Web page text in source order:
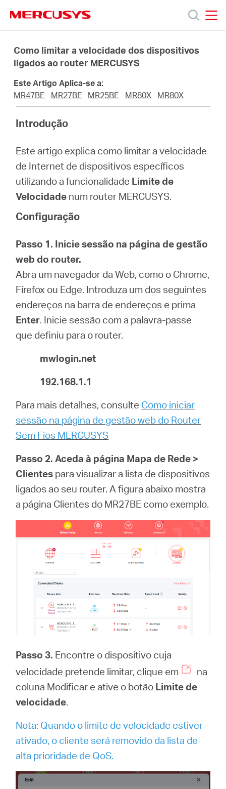
navigation
Produtos
Sobre
Onde
Comprar
Portugal
português
Como limitar a velocidade dos dispositivos
ligados ao router MERCUSYS
Este Artigo Aplica-se a:
MR47BE
MR27BE MR25BE MR80X MR80X
Introdução
Este artigo explica como limitar a velocidade
de Internet de dispositivos específicos
utilizando a funcionalidade Limite de
Velocidade num router MERCUSYS.
Configuração
Passo 1. Inicie sessão na página de gestão
web do router.
Abra um navegador da Web, como o Chrome,
Firefox ou Edge. Introduza um dos seguintes
endereços na barra de endereços e prima
Enter. Inicie sessão com a palavra-passe
que definiu para o router.
mwlogin.net
192.168.1.1
Para mais detalhes, consulte Como iniciar
sessão na página de gestão web do Router
Sem Fios MERCUSYS
Passo 2. Aceda à página Mapa de Rede >
Clientes para visualizar a lista de dispositivos
ligados ao seu router. A figura abaixo mostra
a página Clientes do MR27BE como exemplo.
Passo 3. Encontre o dispositivo cuja
velocidade pretende limitar, clique em
na
coluna Modificar e ative o botão Limite de
velocidade.
Nota: Quando o limite de velocidade estiver
ativado, o cliente será removido da lista de
alta prioridade de QoS.